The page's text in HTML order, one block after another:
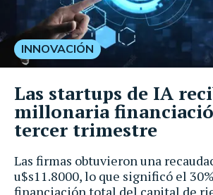
Las firmas obtuvieron una
u$s11.8000, lo que significó el
financiación total del capital de
INNOVACIÓN
Las startups de IA
millonaria
tercer trimestre